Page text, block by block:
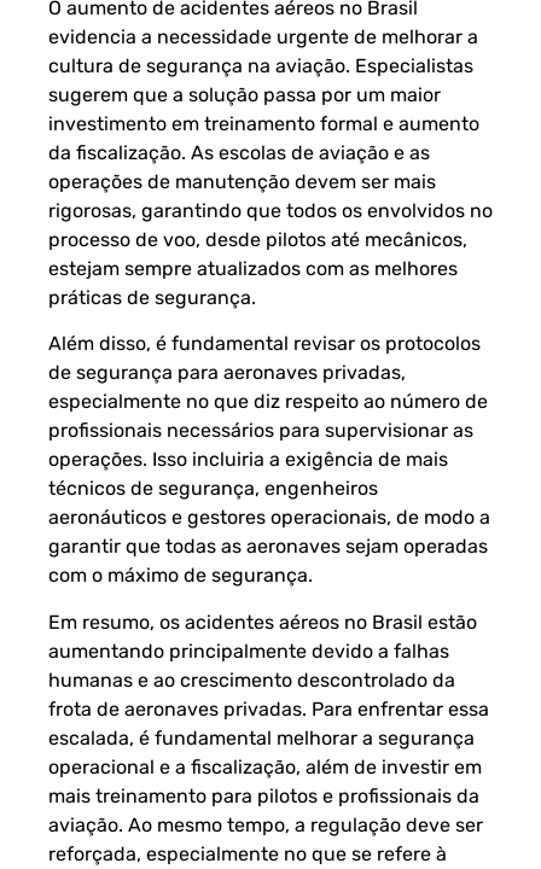
O aumento de acidentes aéreos no Brasil
evidencia a necessidade urgente de melhorar a
cultura de segurança na aviação. Especialistas
sugerem que a solução passa por um maior
investimento em treinamento formal e aumento
da fiscalização. As escolas de aviação e as
operações de manutenção devem ser mais
rigorosas, garantindo que todos os envolvidos no
processo de voo, desde pilotos até mecânicos,
estejam sempre atualizados com as melhores
práticas de segurança.
Além disso, é fundamental revisar os protocolos
de segurança para aeronaves privadas,
especialmente no que diz respeito ao número de
profissionais necessários para supervisionar as
operações. Isso incluiria a exigência de mais
técnicos de segurança, engenheiros
aeronáuticos e gestores operacionais, de modo a
garantir que todas as aeronaves sejam operadas
com o máximo de segurança.
Em resumo, os acidentes aéreos no Brasil estão
aumentando principalmente devido a falhas
humanas e ao crescimento descontrolado da
frota de aeronaves privadas. Para enfrentar essa
escalada, é fundamental melhorar a segurança
operacional e a fiscalização, além de investir em
mais treinamento para pilotos e profissionais da
aviação. Ao mesmo tempo, a regulação deve ser
reforçada, especialmente no que se refere à